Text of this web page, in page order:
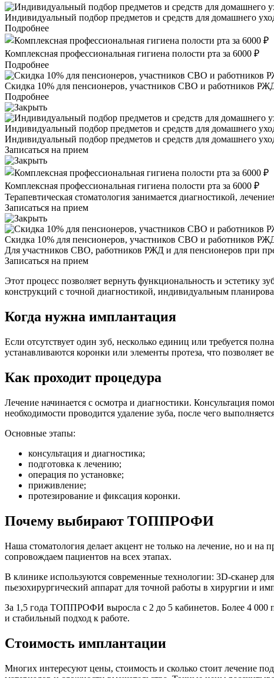
Индивидуальный подбор предметов и средств для домашнего
Подробнее
Комплексная профессиональная гигиена полости рта за 6000 ₽
Подробнее
Скидка 10% для пенсионеров, участников СВО и работников
Подробнее
Индивидуальный подбор предметов и средств для домашнего
Индивидуальный подбор предметов и средств для домашнего
Записаться на прием
Комплексная профессиональная гигиена полости рта за 6000 ₽
Терапевтическая стоматология занимается диагностикой,
Записаться на прием
Скидка 10% для пенсионеров, участников СВО и работников
Для участников СВО, работников РЖД и для пенсионеров при
Записаться на прием
Этот процесс позволяет вернуть функциональность и
конструкций с точной диагностикой, индивидуальным
Когда нужна имплантация
Если отсутствует один зуб, несколько единиц или требуется
устанавливаются коронки или элементы протеза, что позволяет
Как проходит процедура
Лечение начинается с осмотра и диагностики. Консультация
необходимости проводится удаление зуба, после чего
Основные этапы:
консультация и диагностика;
подготовка к лечению;
операция по установке;
приживление;
протезирование и фиксация коронки.
Почему выбирают ТОППРОФИ
Наша стоматология делает акцент не только на лечение, но и
сопровождаем пациентов на всех этапах.
В клинике используются современные технологии: 3D-сканер
пьезохирургический аппарат для точной работы в хирургии и
За 1,5 года ТОППРОФИ выросла с 2 до 5 кабинетов. Более 4 000
и стабильный подход к работе.
Стоимость имплантации
Многих интересуют цены, стоимость и сколько стоит лечение